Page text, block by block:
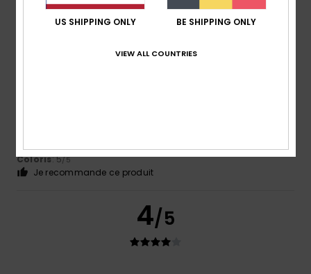
Je recommande ce produit
5/5
Confort: 5 Rapport qualité / prix: 5 Matière: 5
Coloris: 5/5
Je recommande ce produit
4/5
US SHIPPING ONLY BE SHIPPING ONLY
VIEW ALL COUNTRIES